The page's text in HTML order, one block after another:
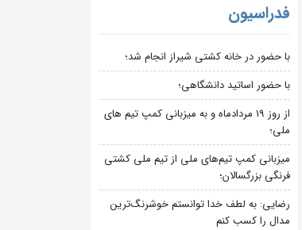
فدراسیون
با حضور در خانه کشتی شیراز انجام شد؛
با حضور اساتید دانشگاهی؛
از روز 19 مردادماه و به میزبانی کمپ تیم های
ملی؛
میزبانی کمپ تیم‌های ملی از تیم ملی کشتی
فرنگی بزرگسالان؛
رضایی: به لطف خدا توانستم خوشرنگ‌ترین
مدال را کسب کنم